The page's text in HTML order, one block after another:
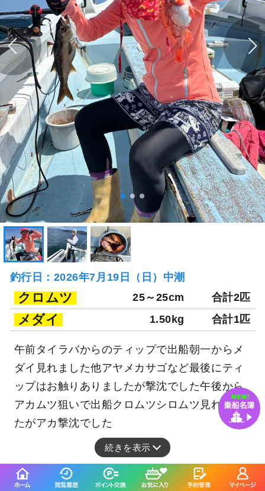
釣行日：2026年7月19日（日）中潮
クロムツ 25～25cm 合計2匹
メダイ 1.50kg 合計1匹
午前タイラバからのティップで出船朝一からメ
ダイ見れました他アヤメカサゴなど最後にティ
ップはお触りありましたが撃沈でした午後から
アカムツ狙いで出船クロムツシロムツ見れまし
たがアカ撃沈でした
続きを表示
【8月～】◇午前◇メダイ・クロムツ深